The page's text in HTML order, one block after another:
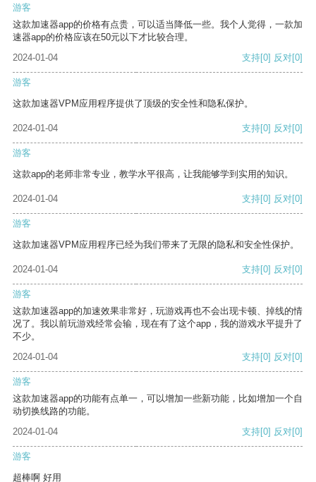
游客
这款加速器app的价格有点贵，可以适当降低一些。我个人觉得，一款加
速器app的价格应该在50元以下才比较合理。
2024-01-04
支持[0] 反对[0]
游客
这款加速器VPM应用程序提供了顶级的安全性和隐私保护。
2024-01-04 支持[0] 反对[0]
游客
这款app的老师非常专业，教学水平很高，让我能够学到实用的知识。
2024-01-04 支持[0] 反对[0]
游客
这款加速器VPM应用程序已经为我们带来了无限的隐私和安全性保护。
2024-01-04 支持[0] 反对[0]
游客
这款加速器app的加速效果非常好，玩游戏再也不会出现卡顿、掉线的情
况了。我以前玩游戏经常会输，现在有了这个app，我的游戏水平提升了
不少。
2024-01-04
支持[0] 反对[0]
游客
这款加速器app的功能有点单一，可以增加一些新功能，比如增加一个自
动切换线路的功能。
2024-01-04
支持[0] 反对[0]
游客
超棒啊 好用